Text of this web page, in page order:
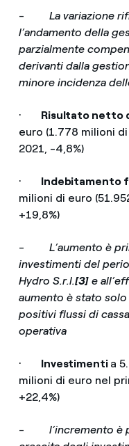
- La variazione
l’andamento della
parzialmente
derivanti dalla
minore incidenza
· Risultato netto
euro (1.778 milioni
2021, -4,8%)
· Indebitamento
milioni di euro
+19,8%)
- L’aumento è
investimenti del
Hydro S.r.l.[3]e
aumento è stato
positivi flussi di
operativa
· Investimenti a
milioni di euro nel
+22,4%)
- l’incremento è